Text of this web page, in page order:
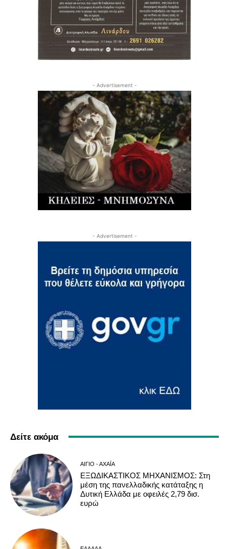
- Advertisement -
- Advertisement -
Δείτε ακόμα
ΑΊΓΙΟ - ΑΧΑΪ́Α
ΕΞΩΔΙΚΑΣΤΙΚΟΣ ΜΗΧΑΝΙΣΜΟΣ: Στη
μέση της πανελλαδικής κατάταξης η
Δυτική Ελλάδα με οφειλές 2,79 δισ.
ευρώ